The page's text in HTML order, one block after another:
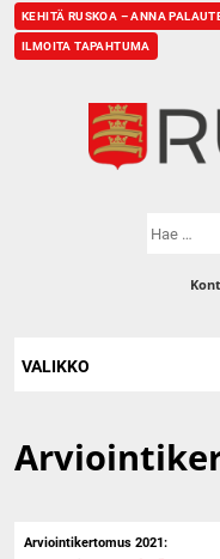
KEHITÄ RUSKOA – ANNA
ILMOITA TAPAHTUMA
Hae:
VALIKKO
Arviointikertomus 2021: